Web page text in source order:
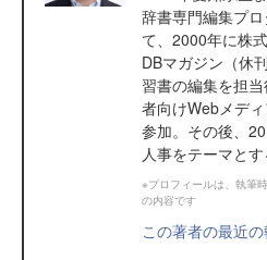
辞書専門編集プ
て、2000年に株
DBマガジン（休
習書の編集を担
者向けWebメデ
参加。その後、
人事をテーマと
※プロフィールは、執筆
の内容です
この著者の最近